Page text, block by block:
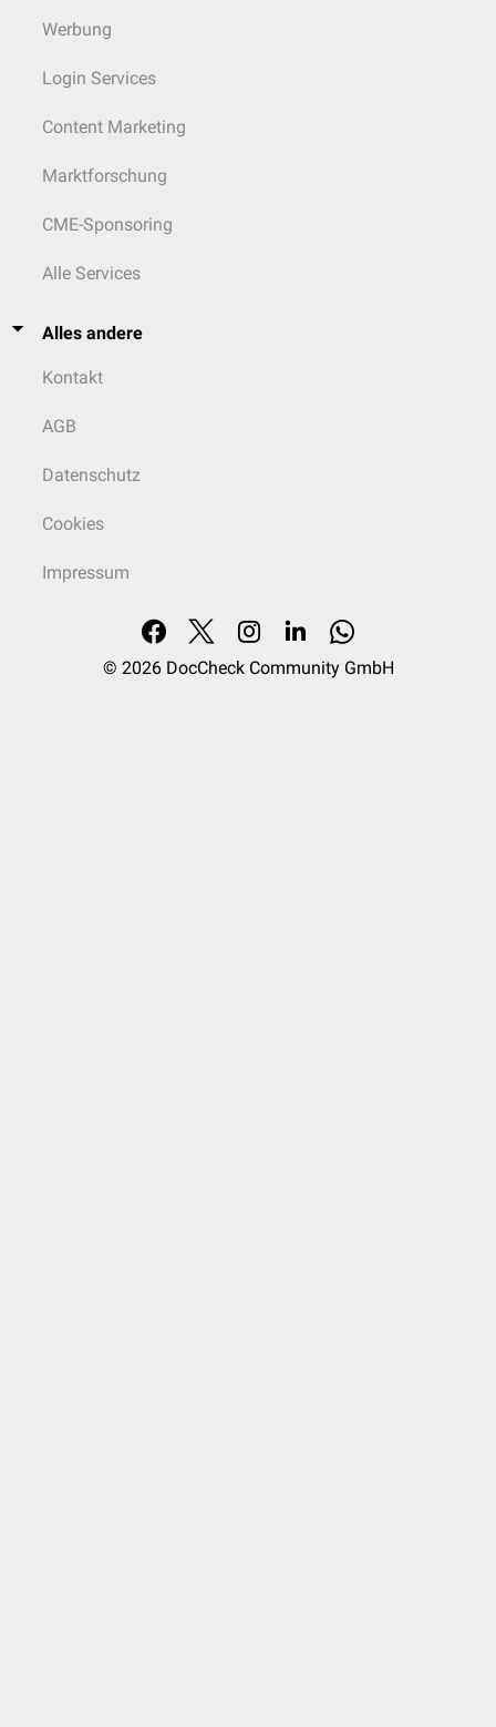
Werbung
Login Services
Content Marketing
Marktforschung
CME-Sponsoring
Alle Services
Alles andere
Kontakt
AGB
Datenschutz
Cookies
Impressum
© 2026 DocCheck Community GmbH